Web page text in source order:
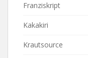
Franziskript
Kakakiri
Krautsource